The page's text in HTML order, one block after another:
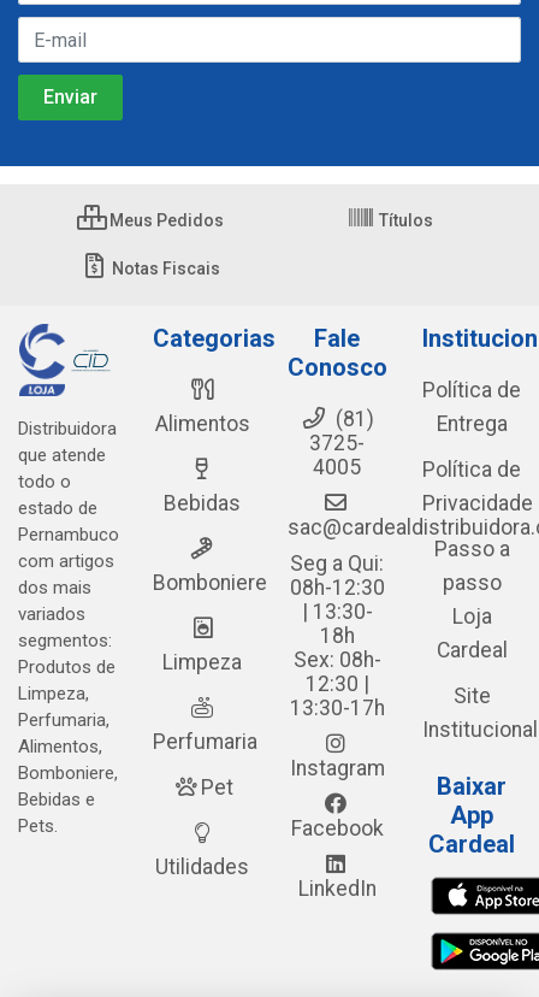
Meus Pedidos Títulos
Notas Fiscais
Distribuidora
que atende
todo o
estado de
Pernambuco
com artigos
dos mais
variados
segmentos:
Produtos de
Limpeza,
Perfumaria,
Alimentos,
Bomboniere,
Bebidas e
Pets.
Categorias
Alimentos
Bebidas
Bomboniere
Limpeza
Perfumaria
Pet
Utilidades
Fale
Conosco
(81)
3725-
4005
Seg a Qui:
08h-12:30
| 13:30-
18h
Sex: 08h-
12:30 |
13:30-17h
Instagram
Facebook
LinkedIn
Política de
Entrega
Política de
Privacidade
Passo a
passo
Loja
Cardeal
Site
Institucional
Baixar
App
Cardeal